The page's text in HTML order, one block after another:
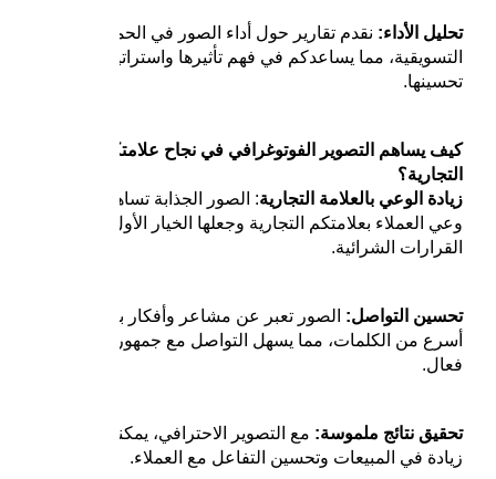
تحليل الأداء: نقدم تقارير حول أداء الصور في الحملات
التسويقية، مما يساعدكم في فهم تأثيرها واستراتيجيات
تحسينها.
كيف يساهم التصوير الفوتوغرافي في نجاح علامتكم
التجارية؟
زيادة الوعي بالعلامة التجارية: الصور الجذابة تساهم في تعزيز
وعي العملاء بعلامتكم التجارية وجعلها الخيار الأول عند اتخاذ
القرارات الشرائية.
تحسين التواصل: الصور تعبر عن مشاعر وأفكار بطريقة
أسرع من الكلمات، مما يسهل التواصل مع جمهوركم بشكل
فعال.
تحقيق نتائج ملموسة: مع التصوير الاحترافي، يمكنكم توقع
زيادة في المبيعات وتحسين التفاعل مع العملاء.